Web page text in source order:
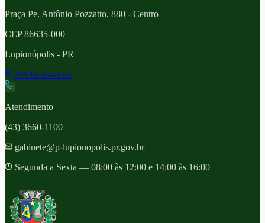
Praça Pe. Antônio Pozzatto, 880 - Centro
CEP86635-000
Lupionópolis - PR
Ver localizacao
Atendimento
(43) 3660-1100
gabinete@p-lupionopolis.pr.gov.br
Segunda a Sexta — 08:00 às 12:00 e 14:00 às 16:00